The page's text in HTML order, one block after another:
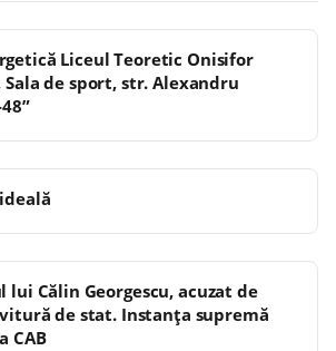
Liceul Teoretic Onisifor
Sala de sport, str. Alexandru
lui Călin Georgescu, acuzat de
de stat. Instanța supremă
CAB